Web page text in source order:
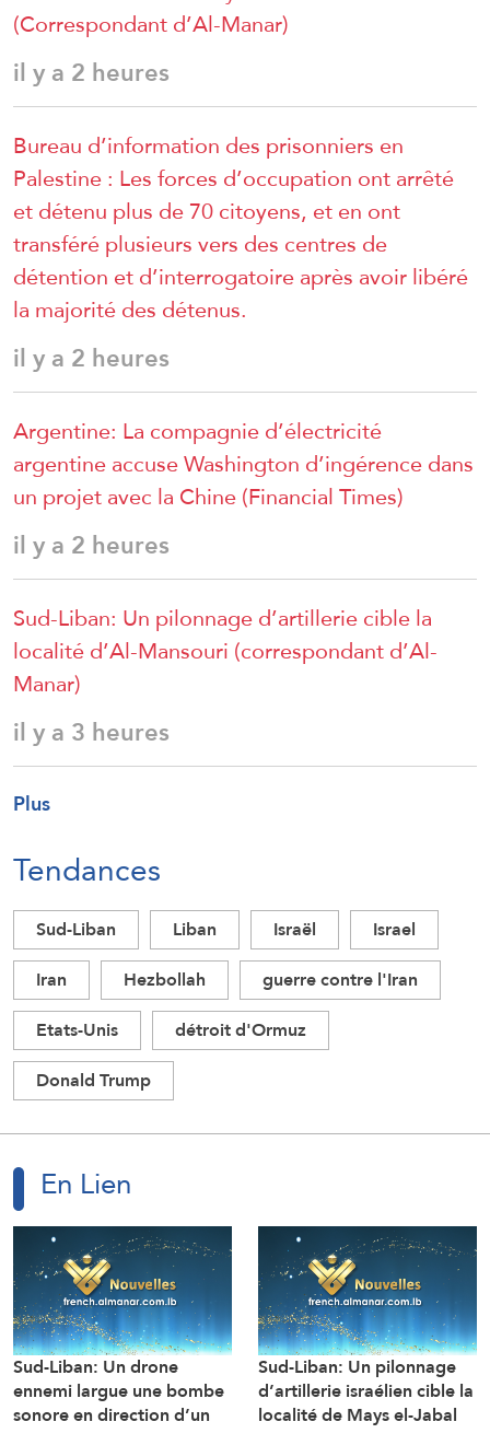
(Correspondant d’Al-Manar)
il y a 2 heures
Bureau d’information des prisonniers en
Palestine : Les forces d’occupation ont arrêté
et détenu plus de 70 citoyens, et en ont
transféré plusieurs vers des centres de
détention et d’interrogatoire après avoir libéré
la majorité des détenus.
il y a 2 heures
Argentine: La compagnie d’électricité
argentine accuse Washington d’ingérence dans
un projet avec la Chine (Financial Times)
il y a 2 heures
Sud-Liban: Un pilonnage d’artillerie cible la
localité d’Al-Mansouri (correspondant d’Al-
Manar)
il y a 3 heures
Plus
Tendances
Sud-Liban Liban Israël
Israel
Iran
Hezbollah
guerre contre l'Iran
Etats-Unis
détroit d'Ormuz
Donald Trump
En Lien
Sud-Liban: Un drone
ennemi largue une bombe
sonore en direction d’un
Sud-Liban: Un pilonnage
d’artillerie israélien cible la
localité de Mays el-Jabal